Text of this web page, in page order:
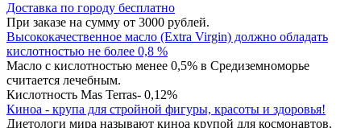
Доставка по городу бесплатно
При заказе на сумму от 3000 рублей.
Высококачественное масло (Extra Virgin) должно обладать
кислотностью не более 0,8 %
Масло с кислотностью менее 0,5% в Средиземноморье
считается лечебным.
Кислотность Mas Terras- 0,12%
Киноа - крупа для стройной фигуры, красоты и здоровья!
Диетологи мира называют киноа крупой для космонавтов.